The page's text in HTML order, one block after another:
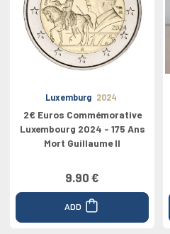
Luxemburg 2024
2€ Euros Commémorative
Luxembourg 2024 - 175 Ans
Mort Guillaume II
9.90 €
ADD